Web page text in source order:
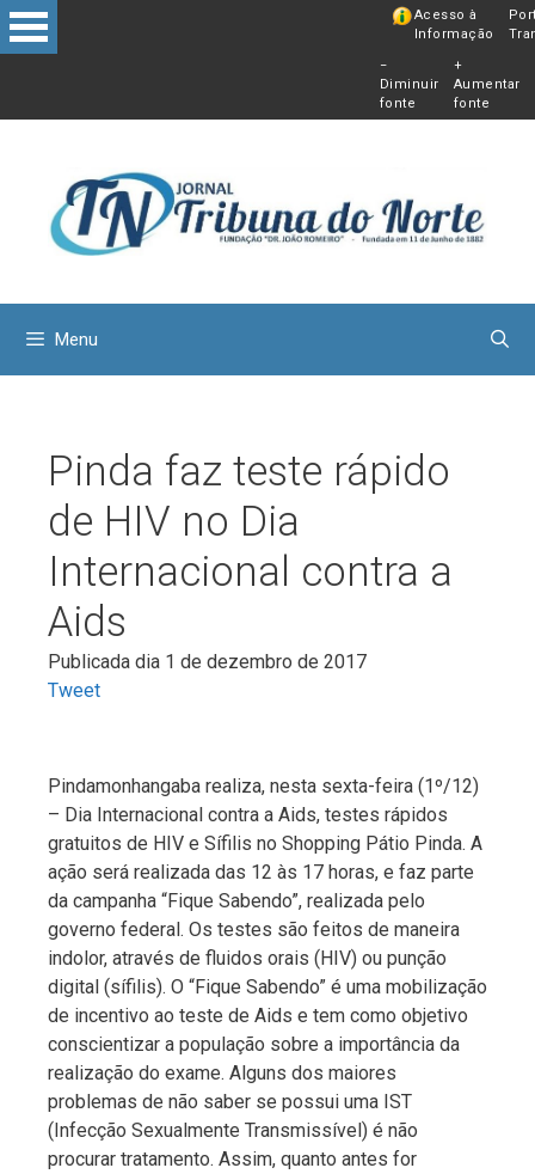
Pular
para
Acesso à
Informação
−
Diminuir
fonte
+
Aumentar
fonte
Menu
Pinda faz teste rápido
de HIV no Dia
Internacional contra a
Aids
Publicada dia 1 de dezembro de 2017
Tweet
Pindamonhangaba realiza, nesta sexta-feira (1º/12)
– Dia Internacional contra a Aids, testes rápidos
gratuitos de HIV e Sífilis no Shopping Pátio Pinda. A
ação será realizada das 12 às 17 horas, e faz parte
da campanha “Fique Sabendo”, realizada pelo
governo federal. Os testes são feitos de maneira
indolor, através de fluidos orais (HIV) ou punção
digital (sífilis). O “Fique Sabendo” é uma mobilização
de incentivo ao teste de Aids e tem como objetivo
conscientizar a população sobre a importância da
realização do exame. Alguns dos maiores
problemas de não saber se possui uma IST
(Infecção Sexualmente Transmissível) é não
procurar tratamento. Assim, quanto antes for